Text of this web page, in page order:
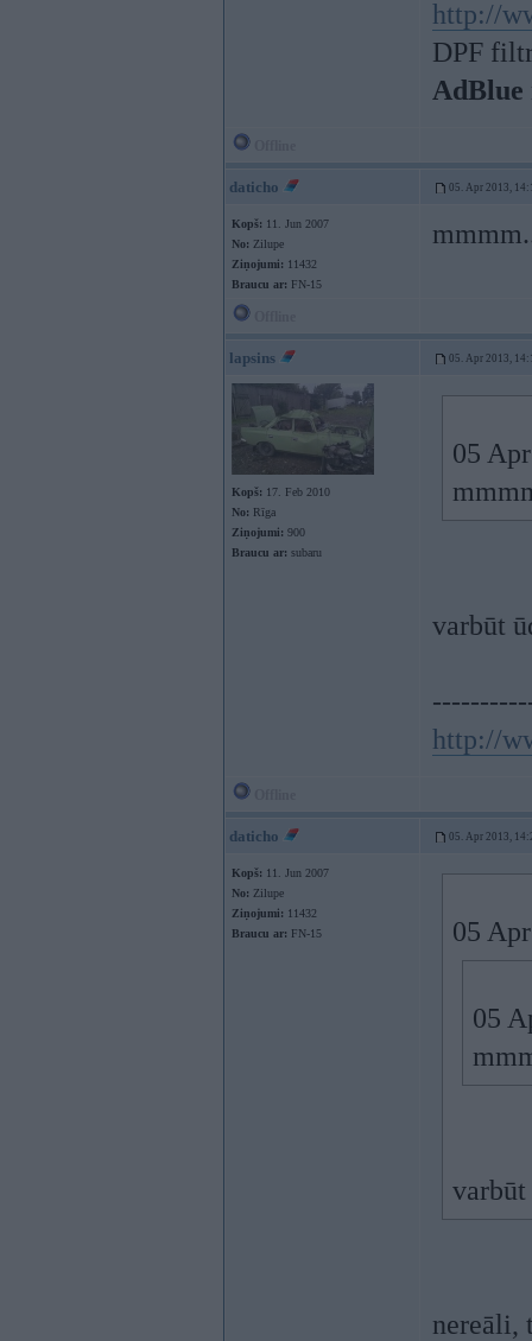
http://
DPF
AdBlue
daticho 05. Apr 2013,
Kopš: 11. Jun 2007
No: Zilupe
Ziņojumi: 11432
Braucu ar: FN-15
lapsins 05. Apr 2013,
Kopš: 17. Feb 2010
No: Rīga
Ziņojumi: 900
Braucu ar: subaru
05
varbūt
http://
daticho 05. Apr 2013,
Kopš: 11. Jun 2007
No: Zilupe
Ziņojumi: 11432
Braucu ar: FN-15 05
05
varbūt
nereāli,